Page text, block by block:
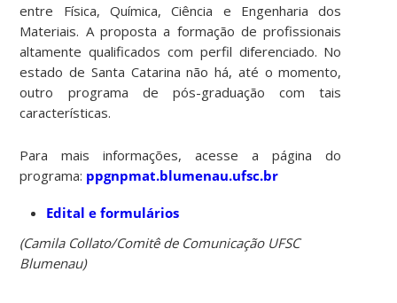
entre Física, Química, Ciência e Engenharia dos
Materiais. A proposta a formação de profissionais
altamente qualificados com perfil diferenciado. No
estado de Santa Catarina não há, até o momento,
outro programa de pós-graduação com tais
características.
Para mais informações, acesse a página do
programa: ppgnpmat.blumenau.ufsc.br
Edital e formulários
(Camila Collato/Comitê de Comunicação UFSC
Blumenau)